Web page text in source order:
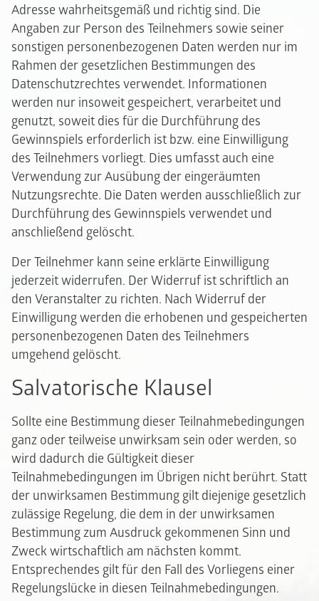
Adresse wahrheitsgemäß und richtig sind. Die
Angaben zur Person des Teilnehmers sowie seiner
sonstigen personenbezogenen Daten werden nur im
Rahmen der gesetzlichen Bestimmungen des
Datenschutzrechtes verwendet. Informationen
werden nur insoweit gespeichert, verarbeitet und
genutzt, soweit dies für die Durchführung des
Gewinnspiels erforderlich ist bzw. eine Einwilligung
des Teilnehmers vorliegt. Dies umfasst auch eine
Verwendung zur Ausübung der eingeräumten
Nutzungsrechte. Die Daten werden ausschließlich zur
Durchführung des Gewinnspiels verwendet und
anschließend gelöscht.
Der Teilnehmer kann seine erklärte Einwilligung
jederzeit widerrufen. Der Widerruf ist schriftlich an
den Veranstalter zu richten. Nach Widerruf der
Einwilligung werden die erhobenen und gespeicherten
personenbezogenen Daten des Teilnehmers
umgehend gelöscht.
Salvatorische Klausel
Sollte eine Bestimmung dieser Teilnahmebedingungen
ganz oder teilweise unwirksam sein oder werden, so
wird dadurch die Gültigkeit dieser
Teilnahmebedingungen im Übrigen nicht berührt. Statt
der unwirksamen Bestimmung gilt diejenige gesetzlich
zulässige Regelung, die dem in der unwirksamen
Bestimmung zum Ausdruck gekommenen Sinn und
Zweck wirtschaftlich am nächsten kommt.
Entsprechendes gilt für den Fall des Vorliegens einer
Regelungslücke in diesen Teilnahmebedingungen.